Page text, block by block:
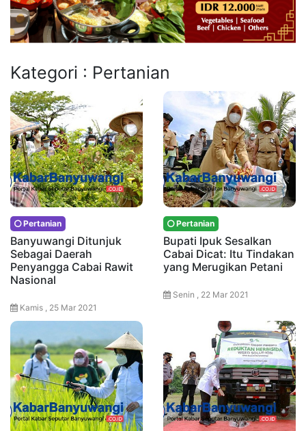
Kategori : Pertanian
Pertanian
Banyuwangi Ditunjuk
Sebagai Daerah
Penyangga Cabai Rawit
Nasional
Kamis , 25 Mar 2021
Pertanian
Bupati Ipuk Sesalkan
Cabai Dicat: Itu Tindakan
yang Merugikan Petani
Senin , 22 Mar 2021